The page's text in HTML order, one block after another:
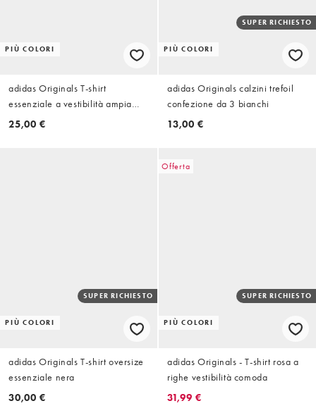
PIÙ COLORI
adidas Originals T-shirt
essenziale a vestibilità ampia
nera
25,00 €
PIÙ COLORI
SUPER RICHIESTO
adidas Originals calzini trefoil
confezione da 3 bianchi
13,00 €
PIÙ COLORI
SUPER RICHIESTO
adidas Originals T-shirt oversize
essenziale nera
30,00 €
Offerta
PIÙ COLORI
SUPER RICHIESTO
adidas Originals - T-shirt rosa a
righe vestibilità comoda
31,99 €